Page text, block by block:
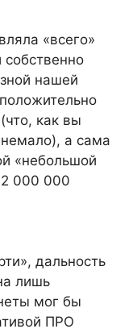
«всего»
нашей
как вы
а сама
«небольшой
000 000
дальность
лишь
мог бы
ПРО